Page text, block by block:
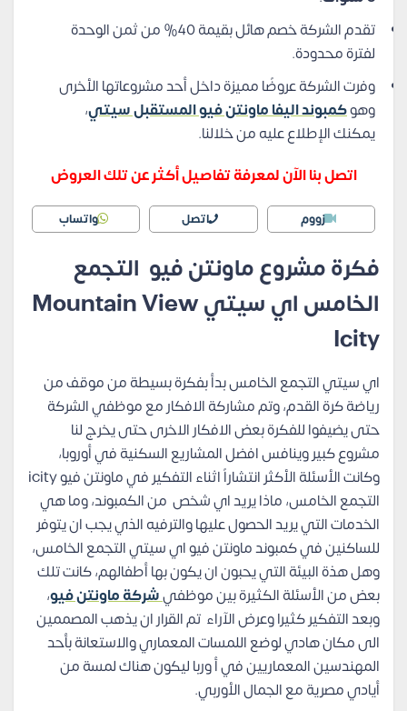
تقدم الشركة خصم هائل بقيمة 40% من ثمن الوحدة
لفترة محدودة.
وفرت الشركة عروضًا مميزة داخل أحد مشروعاتها الأخرى
وهوكمبوند اليفا ماونتن فيو المستقبل سيتي،
يمكنك الإطلاع عليه من خلالنا.
اتصل بنا الآن لمعرفة تفاصيل أكثر عن تلك العروض
زووم اتصل واتساب
فكرة مشروع ماونتن فيو التجمع
الخامس اي سيتي Mountain View
Icity
اي سيتي التجمع الخامس بدأ بفكرة بسيطة من موقف من
رياضة كرة القدم، وتم مشاركة الافكار مع موظفي الشركة
حتى يضيفوا للفكرة بعض الافكار الاخرى حتى يخرج لنا
مشروع كبير وينافس افضل المشاريع السكنية في أوروبا،
وكانت الأسئلة الأكثر انتشاراً اثناء التفكير في ماونتن فيو icity
التجمع الخامس، ماذا يريد اي شخص من الكمبوند، وما هي
الخدمات التي يريد الحصول عليها والترفيه الذي يجب ان يتوفر
للساكنين في كمبوند ماونتن فيو اي سيتي التجمع الخامس،
وهل هذة البيئة التي يحبون ان يكون بها أطفالهم، كانت تلك
بعض من الأسئلة الكثيرة بين موظفيشركة ماونتن فيو،
وبعد التفكير كثيرا وعرض الآراء تم القرار ان يذهب المصممين
الى مكان هادي لوضع اللمسات المعماري والاستعانة بأحد
المهندسين المعماريين في أ وربا ليكون هناك لمسة من
أيادي مصرية مع الجمال الأوربي.